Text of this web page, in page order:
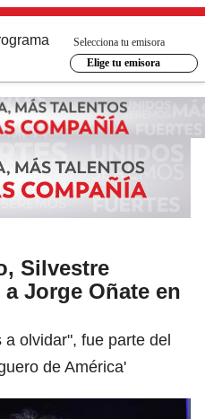
Selecciona tu emisora
Elige tu emisora
Silvestre
Jorge Oñate en
olvidar", fue parte del
de América'